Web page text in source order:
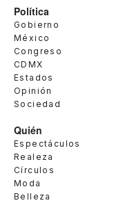
Política
Gobierno
México
Congreso
CDMX
Estados
Opinión
Sociedad
Quién
Espectáculos
Realeza
Círculos
Moda
Belleza